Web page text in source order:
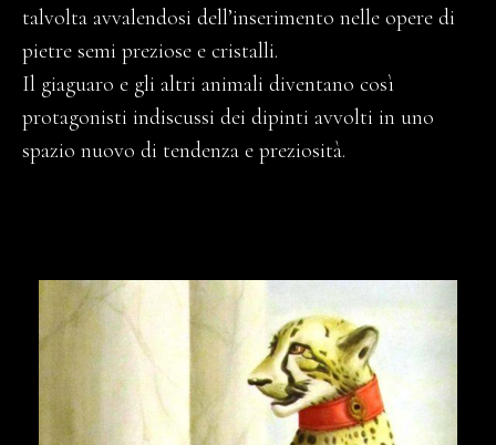
talvolta avvalendosi dell’inserimento nelle opere di
pietre semi preziose e cristalli.
Il giaguaro e gli altri animali diventano così
protagonisti indiscussi dei dipinti avvolti in uno
spazio nuovo di tendenza e preziosità.